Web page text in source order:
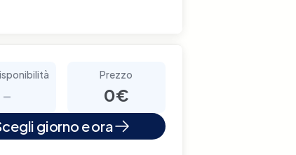
-
Prezzo
0€
giorno e ora